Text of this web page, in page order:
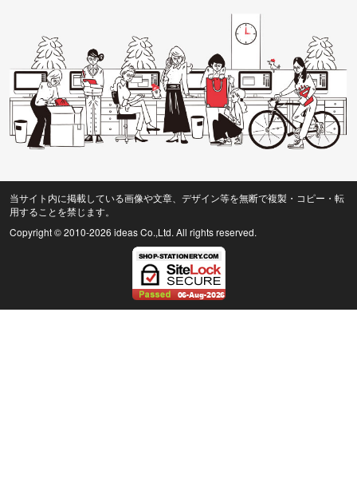
当サイト内に掲載している画像や文章、デザイン等を無断で複製・コピー・転
用することを禁じます。
Copyright © 2010-2026 ideas Co.,Ltd. All rights reserved.